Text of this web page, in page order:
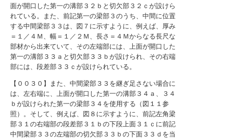
面が開口した第一の溝部３２ｂと切欠部３２ｃが設けら
れている。また、前記第一の梁部３のうち、中間に位置
する中間梁部３３は、図７に示すように、例えば、厚み
＝１／４Ｍ、幅＝１／２Ｍ、長さ＝４Ｍからなる長尺な
部材から出来ていて、その左端部には、上面が開口した
第一の溝部３３ａと切欠部３３ｂが設けられ、その右端
部には、段差部３３ｃが設けられている。
【００３０】また、中間梁部３３を継ぎ足さない場合に
は、左右端に、上面が開口した第一の溝部３４ａ、３４
ｂが設けられた第一の梁部３４を使用する（図１１参
照）。そして、例えば、図８に示すように、前記左角梁
部３１の右端部の段差部３１ｂの下段上面３１ｃに前記
中間梁部３３の左端部の切欠部３３ｂの下面３３ｄを当